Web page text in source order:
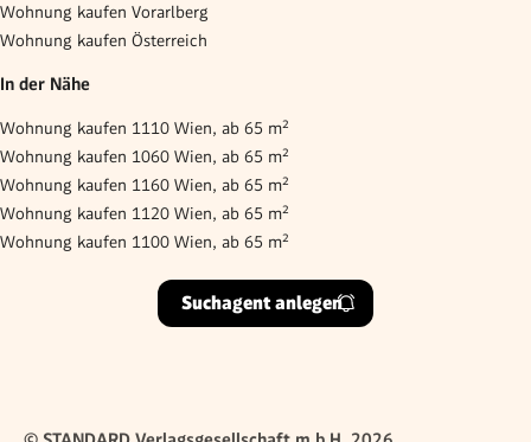
Wohnung kaufen Vorarlberg
Wohnung kaufen Österreich
In der Nähe
Wohnung kaufen 1110 Wien, ab 65 m²
Wohnung kaufen 1060 Wien, ab 65 m²
Wohnung kaufen 1160 Wien, ab 65 m²
Wohnung kaufen 1120 Wien, ab 65 m²
Wohnung kaufen 1100 Wien, ab 65 m²
Suchagent anlegen